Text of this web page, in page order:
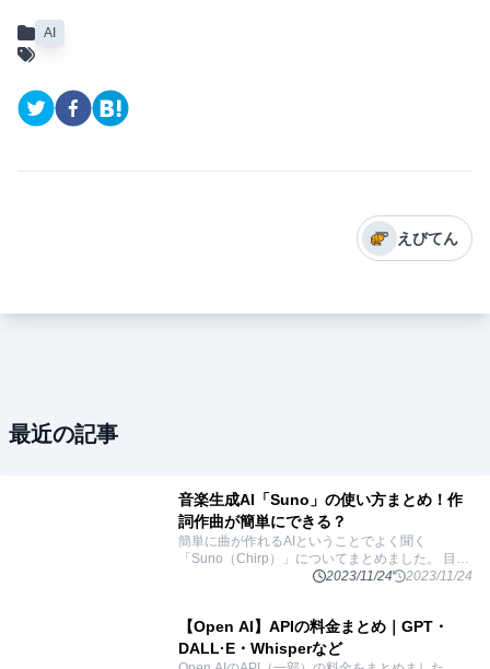
AI
えびてん
最近の記事
音楽生成AI「Suno」の使い方まとめ！作
詞作曲が簡単にできる？
簡単に曲が作れるAIということでよく聞く
「Suno（Chirp）」についてまとめました。 目次
「Suno」とはテキストからさまざまな音声を生成
2023/11/24 2023/11/24
【Open AI】APIの料金まとめ｜GPT・
DALL·E・Whisperなど